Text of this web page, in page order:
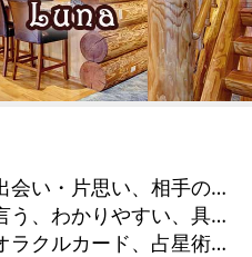
恋愛成就、出会い・片思い、相手の気持ち、結婚、男心・女心、二人の今後、複雑な恋愛、三角関係、浮気、不倫、離婚、同性愛・LGBT、人間関係、職場の人間関係、対人関係、仕事運、転職、進路、就職、人生全般、夢、目標、ビジネスチャンス、家族関係、夫婦関係、家庭問題、夫婦問題、シングルマザー、心の問題、ストレス、人生相談
はっきり言う、わかりやすい、具体的、的確、納得感、友達のように相談できる、聞き上手、とても話しやすい、じっくり聞いてくれる、愛にあふれ温かい、勇気をくれる、前向き・元気になれる
タロット、オラクルカード、占星術、数秘術、手相、カウンセリング、ルノルマンカード